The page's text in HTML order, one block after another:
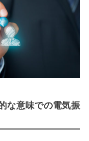
な意味での電気振